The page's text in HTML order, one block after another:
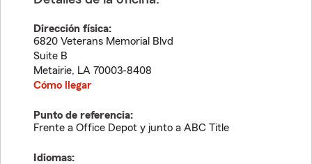
Dirección física:
6820 Veterans Memorial Blvd
Suite B
Metairie, LA 70003-8408
Cómo llegar
Punto de referencia:
Frente a Office Depot y junto a ABC Title
Idiomas: